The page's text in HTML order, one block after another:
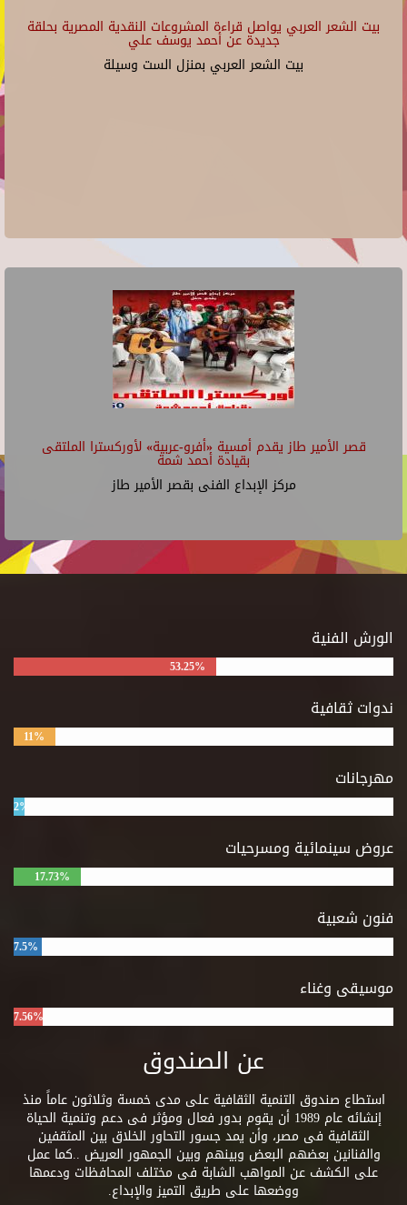
بيت الشعر العربي يواصل قراءة المشروعات النقدية المصرية بحلقة
جديدة عن أحمد يوسف علي
بيت الشعر العربي بمنزل الست وسيلة
قصر الأمير طاز يقدم أمسية «أفرو-عربية» لأوركسترا الملتقى
بقيادة أحمد شمة
مركز الإبداع الفنى بقصر الأمير طاز
الورش الفنية
53.25%
ندوات ثقافية
11%
مهرجانات
2%
عروض سينمائية ومسرحيات
17.73%
فنون شعبية
7.5%
موسيقى وغناء
7.56%
عن الصندوق
استطاع صندوق التنمية الثقافية على مدى خمسة وثلاثون عاماً منذ
إنشائه عام 1989 أن يقوم بدور فعال ومؤثر فى دعم وتنمية الحياة
الثقافية فى مصر، وأن يمد جسور التحاور الخلاق بين المثقفين
والفنانين بعضهم البعض وبينهم وبين الجمهور العريض ..كما عمل
على الكشف عن المواهب الشابة فى مختلف المحافظات ودعمها
ووضعها على طريق التميز والإبداع.